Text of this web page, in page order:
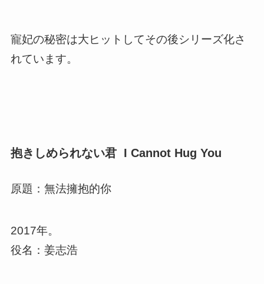
寵妃の秘密は大ヒットしてその後シリーズ化さ
れています。
抱きしめられない君 I Cannot Hug You
原題：無法擁抱的你
2017年。
役名：姜志浩